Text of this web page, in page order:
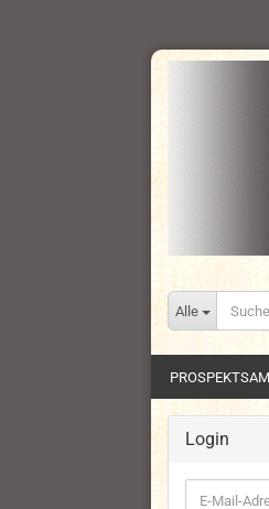
Alle
Login
E-